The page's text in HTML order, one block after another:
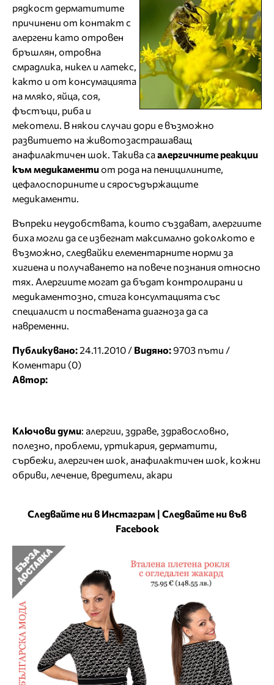
рядкост дерматитите
причинени от контакт с
алергени като отровен
бръшлян, отровна
смрадлика, никел и латекс,
както и от консумацията
на мляко, яйца, соя,
фъстъци, риба и
мекотели. В някои случаи дори е възможно
развитието на животозастрашаващ
анафилактичен шок. Такива саалергичните реакции
към медикаментиот рода на пеницилините,
цефалоспорините и сяросъдържащите
медикаменти.
Въпреки неудобствата, които създават, алергиите
биха могли да се избегнат максимално доколкото е
възможно, следвайки елементарните норми за
хигиена и получаването на повече познания относно
тях. Алергиите могат да бъдат контролирани и
медикаментозно, стига консултацията със
специалист и поставената диагноза да са
навременни.
Публикувано:24.11.2010 / Видяно:9703 пъти /
Коментари (0)
Автор:
Ключови думи: алергии, здраве, здравословно,
полезно, проблеми, уртикария, дерматити,
сърбежи, алергичен шок, анафилактичен шок, кожни
обриви, лечение, вредители, акари
Следвайте ни в Инстаграм | Следвайте ни във
Facebook